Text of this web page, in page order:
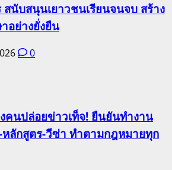
สนับสนุนเยาวชนเรียนจนจบ สร้าง
อย่างยั่งยืน
0
คนปล่อยข่าวเท็จ! ยืนยันทำงาน
ลักสูตร-วีซ่า ทำตามกฎหมายทุก